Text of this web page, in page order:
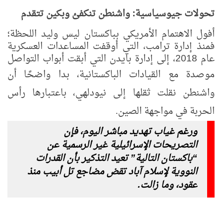
تحولات جيوسياسية: واشنطن تنكفئ وبكين تتقدم
أفول الاهتمام الأمريكي بباكستان ليس وليد اللحظة؛
فمنذ إدارة ترامب، التي أوقفت المساعدات العسكرية
عام 2018، إلى إدارة بايدن التي أبقت أبواب التواصل
موصدة مع القيادات الباكستانية، بدا واضحًا أن
واشنطن نقلت ثقلها إلى نيودلهي، باعتبارها رأس
الحربة في مواجهة الصين.
ورغم غياب تهديد مباشر اليوم، فإن
التصريحات الإسرائيلية غير الرسمية عن
“باكستان التالية” تعيد التذكير بأن القدرات
النووية لإسلام آباد تقض مضاجع تل أبيب منذ
عقود، وما زالت.